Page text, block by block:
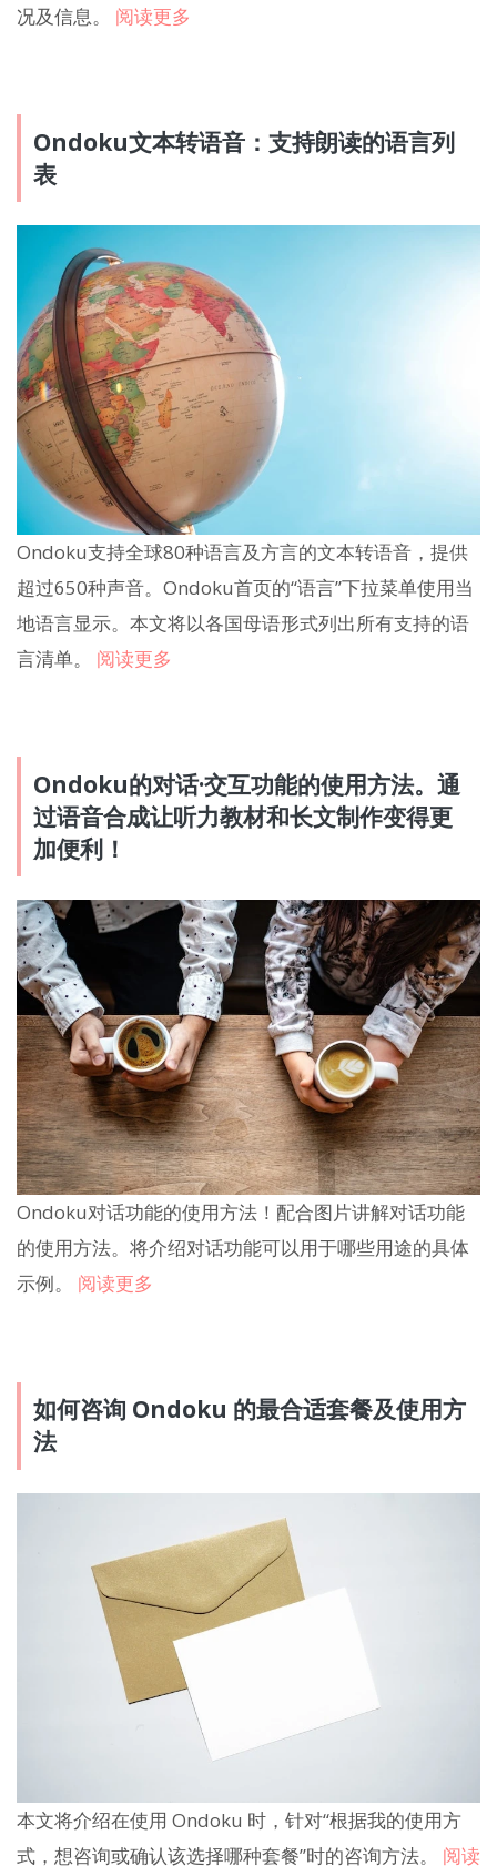
况及信息。 阅读更多
Ondoku文本转语音：支持朗读的语言列
表
Ondoku支持全球80种语言及方言的文本转语音，提供
超过650种声音。Ondoku首页的“语言”下拉菜单使用当
地语言显示。本文将以各国母语形式列出所有支持的语
言清单。 阅读更多
Ondoku的对话·交互功能的使用方法。通
过语音合成让听力教材和长文制作变得更
加便利！
Ondoku对话功能的使用方法！配合图片讲解对话功能
的使用方法。将介绍对话功能可以用于哪些用途的具体
示例。 阅读更多
如何咨询 Ondoku 的最合适套餐及使用方
法
本文将介绍在使用 Ondoku 时，针对“根据我的使用方
式，想咨询或确认该选择哪种套餐”时的咨询方法。 阅读